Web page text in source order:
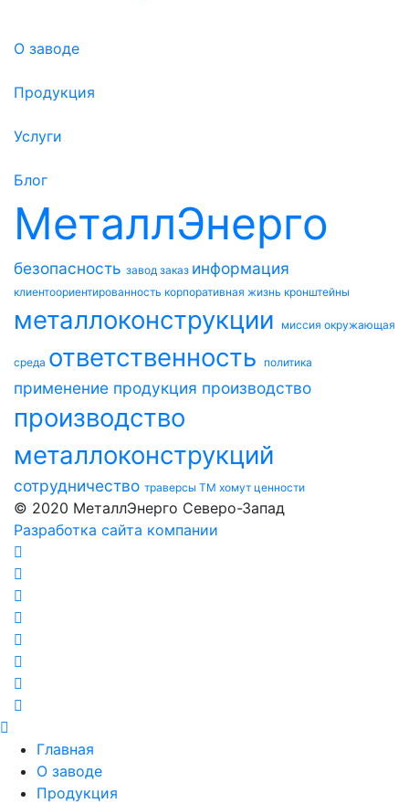
О заводе
Продукция
Услуги
Блог
МеталлЭнерго
безопасность завод заказ информация
клиентоориентированность корпоративная жизнь кронштейны
металлоконструкции миссия окружающая
среда ответственность политика
применение продукция производство
производство
металлоконструкций
сотрудничество траверсы ТМ хомут ценности
© 2020 МеталлЭнерго Северо-Запад
Разработка сайта компании
Главная
О заводе
Продукция